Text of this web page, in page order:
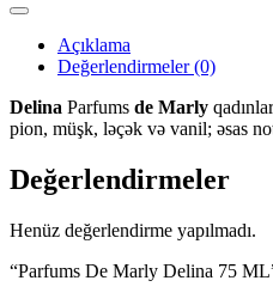
Açıklama
Değerlendirmeler (0)
Delina Parfums de Marly
pion, müşk, ləçək və vanil; əsas
Değerlendirmeler
Henüz değerlendirme yapılmadı.
“Parfums De Marly Delina 75